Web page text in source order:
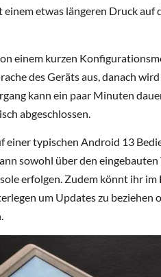
etwas längeren Druck auf
einem kurzen
des Geräts aus, danach
kann ein paar Minuten
abgeschlossen.
einer typischen Android 13
sowohl über den eingebauten
erfolgen. Zudem könnt ihr
um Updates zu beziehen